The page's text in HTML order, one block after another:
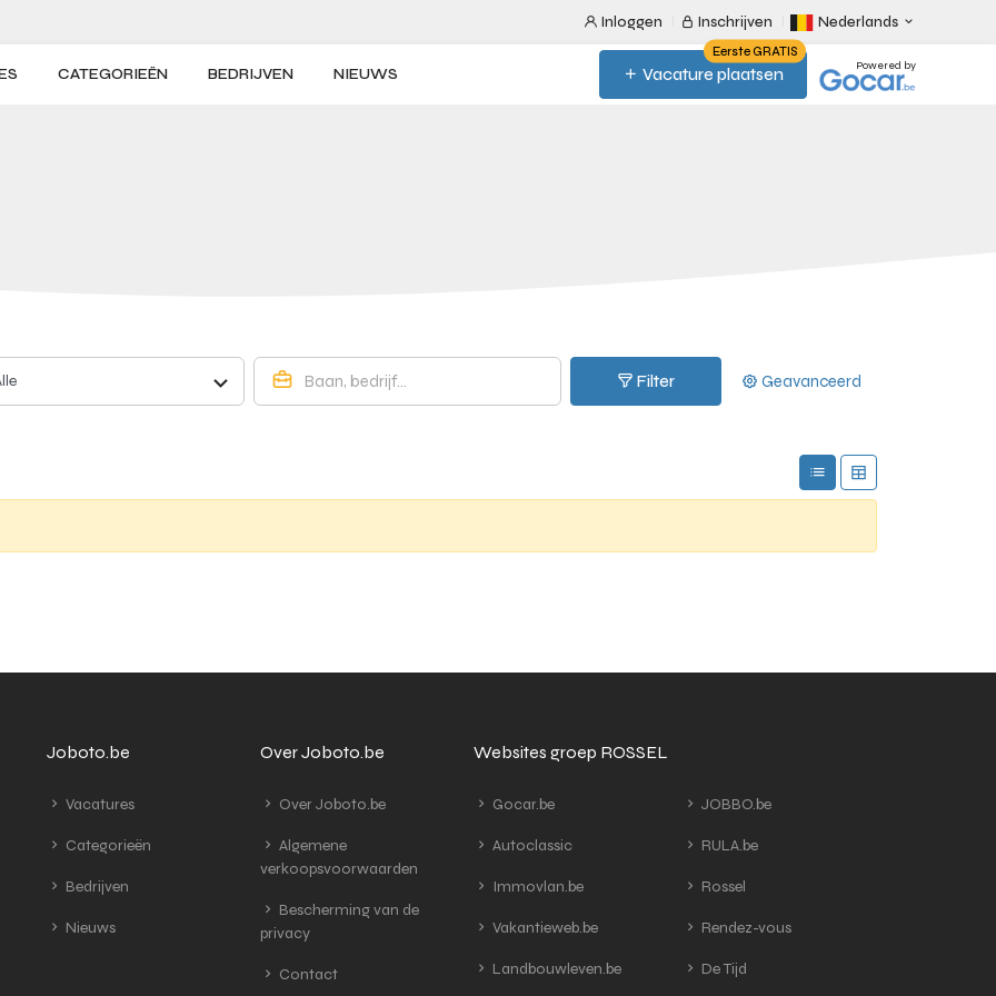
Inloggen Inschrijven Nederlands
CATEGORIEËN BEDRIJVEN NIEUWS Vacature plaatsen
Eerste GRATIS
Powered by
Filter Geavanceerd
Joboto.be
Vacatures
Categorieën
Bedrijven
Nieuws
Over Joboto.be
Over Joboto.be
Algemene
verkoopsvoorwaarden
Bescherming van de
privacy
Contact
Websites groep ROSSEL
Gocar.be
Autoclassic
Immovlan.be
Vakantieweb.be
Landbouwleven.be
JOBBO.be
RULA.be
Rossel
Rendez-vous
De Tijd